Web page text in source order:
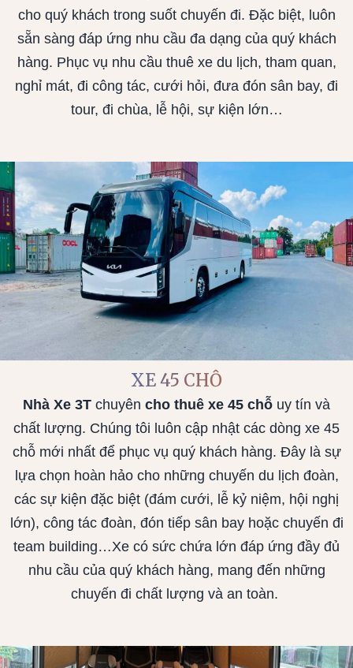
cho quý khách trong suốt chuyến đi. Đặc biệt, luôn
sẵn sàng đáp ứng nhu cầu đa dạng của quý khách
hàng. Phục vụ nhu cầu thuê xe du lịch, tham quan,
nghỉ mát, đi công tác, cưới hỏi, đưa đón sân bay, đi
tour, đi chùa, lễ hội, sự kiện lớn…
XE 45 CHỖ
Nhà Xe 3T chuyên cho thuê xe 45 chỗ uy tín và
chất lượng. Chúng tôi luôn cập nhật các dòng xe 45
chỗ mới nhất để phục vụ quý khách hàng. Đây là sự
lựa chọn hoàn hảo cho những chuyến du lịch đoàn,
các sự kiện đặc biệt (đám cưới, lễ kỷ niệm, hội nghị
lớn), công tác đoàn, đón tiếp sân bay hoặc chuyến đi
team building…Xe có sức chứa lớn đáp ứng đầy đủ
nhu cầu của quý khách hàng, mang đến những
chuyến đi chất lượng và an toàn.